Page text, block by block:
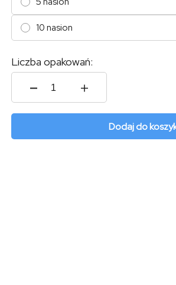
10 nasion
Liczba opakowań:
ilość
Medusa
F1
Dodaj do